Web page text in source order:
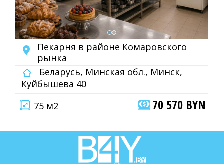
Пекарня в районе Комаровского
рынка
Беларусь, Минская обл., Минск,
Куйбышева 40
75 м2
70 570 BYN